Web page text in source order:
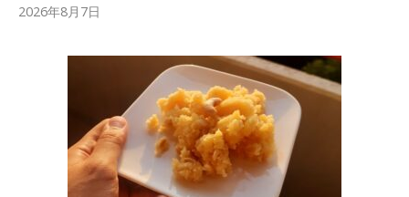
2026年8月7日